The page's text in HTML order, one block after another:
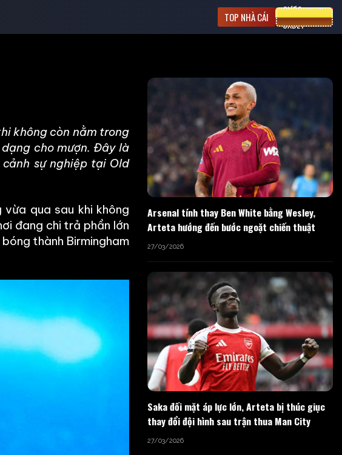
TOP NHÀ CÁI
CƯỢC
8XBET
không còn nằm trong
cho mượn. Đây là
sự nghiệp tại Old
qua sau khi không
đang chi trả phần lớn
thành Birmingham
Arsenal tính thay Ben White bằng Wesley,
Arteta hướng đến bước ngoặt chiến thuật
27/03/2026
Saka đối mặt áp lực lớn, Arteta bị thúc giục
thay đổi đội hình sau trận thua Man City
27/03/2026